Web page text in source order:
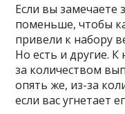
Если вы замечаете
поменьше, чтобы
привели к набору
Но есть и другие.
за количеством
опять же, из-за
если вас угнетает